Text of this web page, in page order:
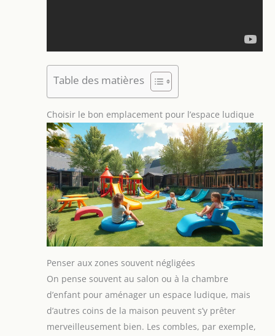
Table des matières
Choisir le bon emplacement pour l’espace ludique
Penser aux zones souvent négligées
On pense souvent au salon ou à la chambre
d’enfant pour aménager un espace ludique, mais
d’autres coins de la maison peuvent s’y prêter
merveilleusement bien. Les combles, par exemple,